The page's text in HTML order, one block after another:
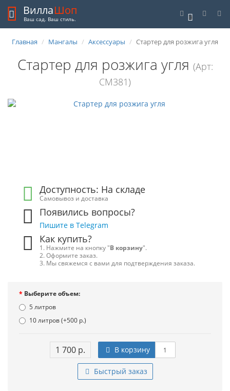
0
ВиллаШоп
Ваш сад. Ваш стиль.
Главная Мангалы Аксессуары Стартер для розжига угля
Стартер для розжига угля (Арт:
СМ381)
Доступность: На складе
Самовывоз и доставка
Появились вопросы?
Пишите в Telegram
Как купить?
1. Нажмите на кнопку "В корзину".
2. Оформите заказ.
3. Мы свяжемся с вами для подтверждения заказа.
Выберите объем:
5 литров
10 литров (+500 р.)
1 700 р. В корзину
Быстрый заказ